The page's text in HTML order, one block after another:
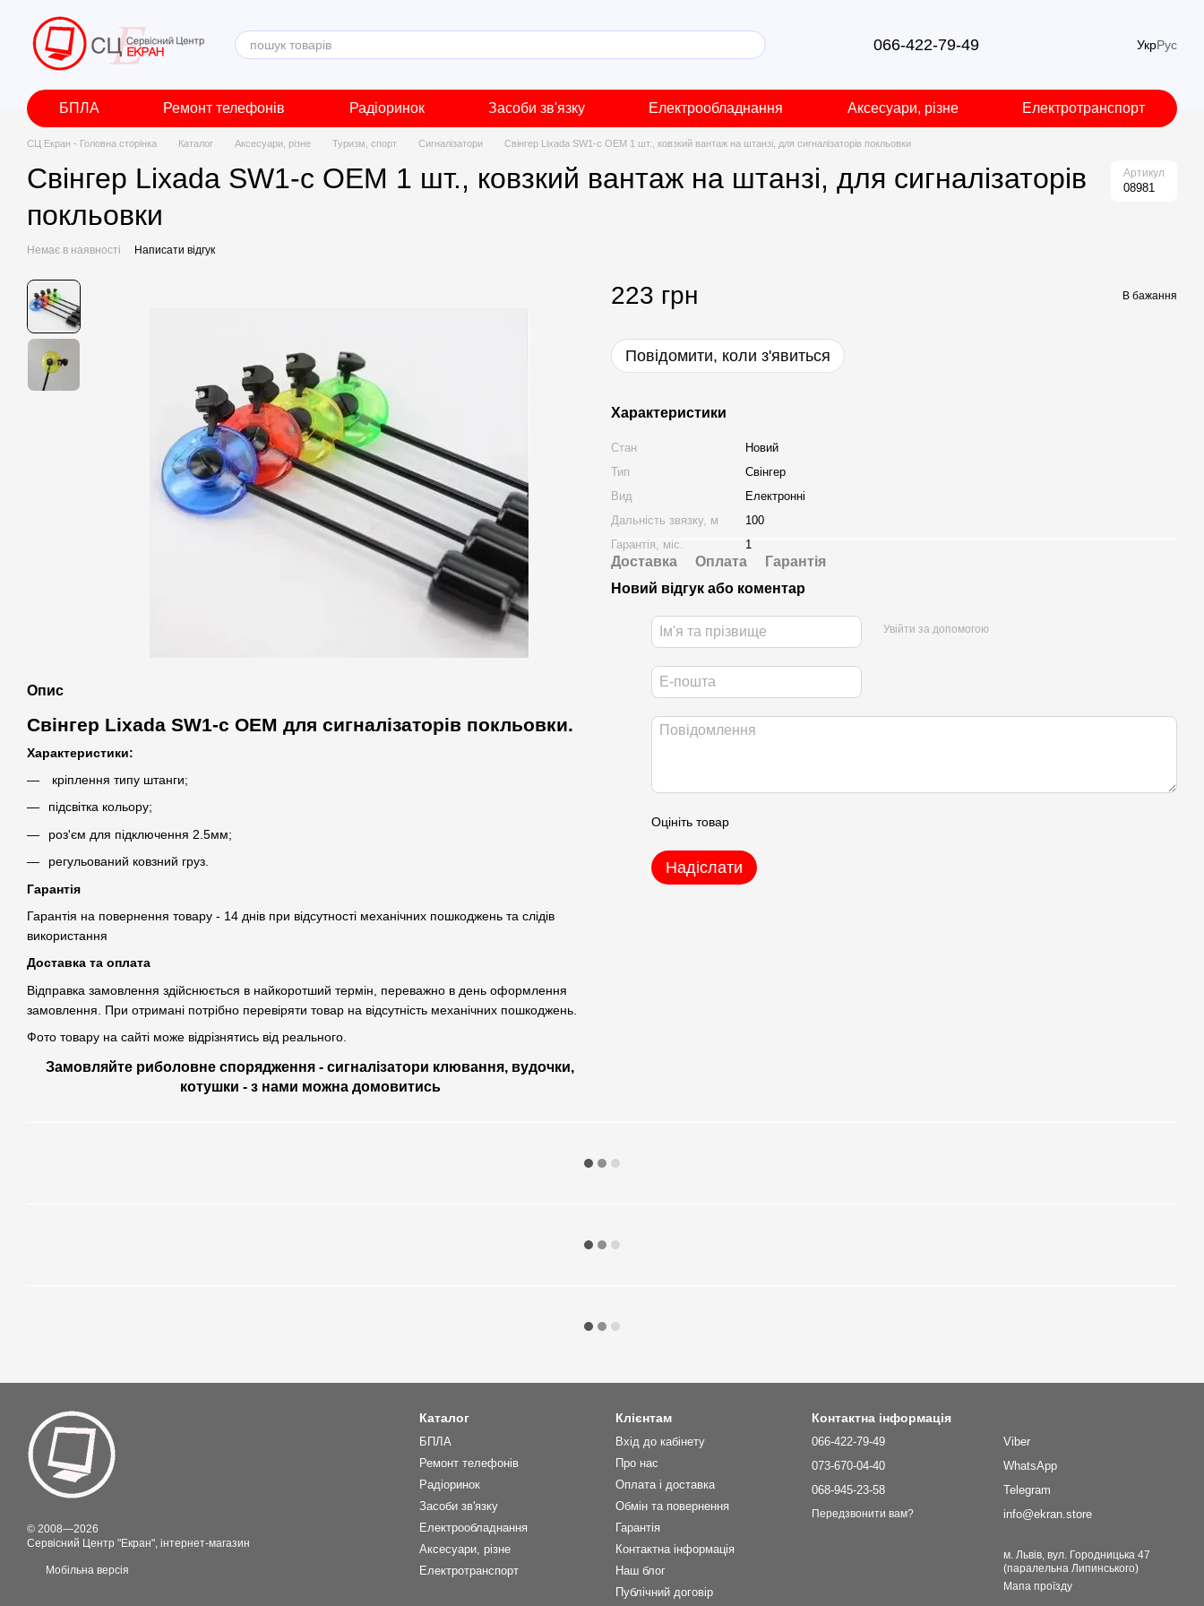
Перейти до основного контенту
066-422-79-49 УкрРус
БПЛА Ремонт телефонів Радіоринок Засоби зв'язку Електрообладнання Аксесуари, різне Електротранспорт
СЦ Екран - Головна сторінка Каталог Аксесуари, різне Туризм, спорт Сигналізатори Свінгер Lixada SW1-c OEM 1 шт., ковзкий вантаж на штанзі, для сигналізаторів покльовки
Свінгер Lixada SW1-c OEM 1 шт., ковзкий вантаж на штанзі, для сигналізаторів
покльовки
Артикул
08981
Немає в наявності Написати відгук
Опис
Свінгер Lixada SW1-c OEM для сигналізаторів покльовки.
Характеристики:
кріплення типу штанги;
підсвітка кольору;
роз'єм для підключення 2.5мм;
регульований ковзний груз.
Гарантія
Гарантія на повернення товару - 14 днів при відсутності механічних пошкоджень та слідів
використання
Доставка та оплата
Відправка замовлення здійснюється в найкоротший термін, переважно в день оформлення
замовлення. При отримані потрібно перевіряти товар на відсутність механічних пошкоджень.
Фото товару на сайті може відрізнятись від реального.
Замовляйте риболовне спорядження - сигналізатори клювання, вудочки,
котушки - з нами можна домовитись
223 грн В бажання
Повідомити, коли з'явиться
Характеристики
Стан
Новий
Тип
Свінгер
Вид
Електронні
Дальність звязку, м
100
Гарантія, міс.
1
Доставка Оплата
Гарантія
Новий відгук або коментар
Увійти за допомогою
Оцініть товар
Надіслати
© 2008—2026
Сервісний Центр "Екран", інтернет-магазин
Мобільна версія
Каталог
БПЛА
Ремонт телефонів
Радіоринок
Засоби зв'язку
Електрообладнання
Аксесуари, різне
Електротранспорт
Клієнтам
Вхід до кабінету
Про нас
Оплата і доставка
Обмін та повернення
Гарантія
Контактна інформація
Наш блог
Публічний договір
Контактна інформація
066-422-79-49
073-670-04-40
068-945-23-58
Передзвонити вам?
Viber
WhatsApp
Telegram
info@ekran.store
м. Львів, вул. Городницька 47
(паралельна Липинського)
Мапа проїзду